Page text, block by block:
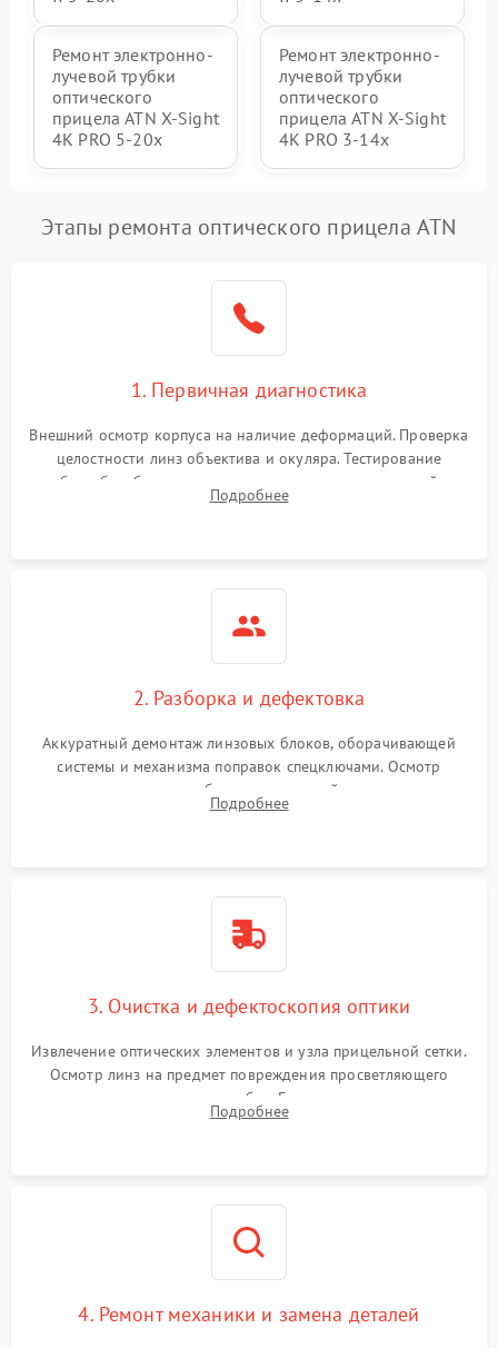
Ремонт электронно-
лучевой трубки
оптического
прицела ATN X-Sight
4K PRO 5-20x
Ремонт электронно-
лучевой трубки
оптического
прицела ATN X-Sight
4K PRO 3-14x
Этапы ремонта оптического прицела ATN
1. Первичная диагностика
Внешний осмотр корпуса на наличие деформаций. Проверка
целостности линз объектива и окуляра. Тестирование
работы барабанчиков ввода поправок, кольца отстройки
параллакса и зума. Выявление сколов, внутренних
Подробнее
2. Разборка и дефектовка
Аккуратный демонтаж линзовых блоков, оборачивающей
системы и механизма поправок спецключами. Осмотр
внутренних резьбовых соединений, пружин и
уплотнительных колец. Поиск причин люфта, смещения
Подробнее
3. Очистка и дефектоскопия оптики
Извлечение оптических элементов и узла прицельной сетки.
Осмотр линз на предмет повреждения просветляющего
покрытия или появления грибка. Бережная очистка стекол
спецрастворами. Проверка целостности гравированной
Подробнее
4. Ремонт механики и замена деталей